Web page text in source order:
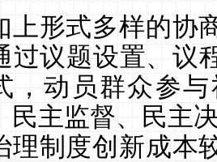
上形式多样的协
过议题设置、议
，动员群众参
民主监督、民主
理制度创新成本